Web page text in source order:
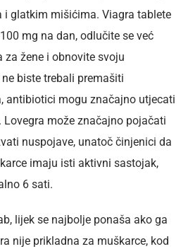
glatkim mišićima. Viagra tablete
mg na dan, odlučite se već
za žene i obnovite svoju
biste trebali premašiti
antibiotici mogu značajno utjecati
može značajno pojačati
nuspojave, unatoč činjenici da
imaju isti aktivni sastojak,
6 sati.
lijek se najbolje ponaša ako ga
nije prikladna za muškarce, kod